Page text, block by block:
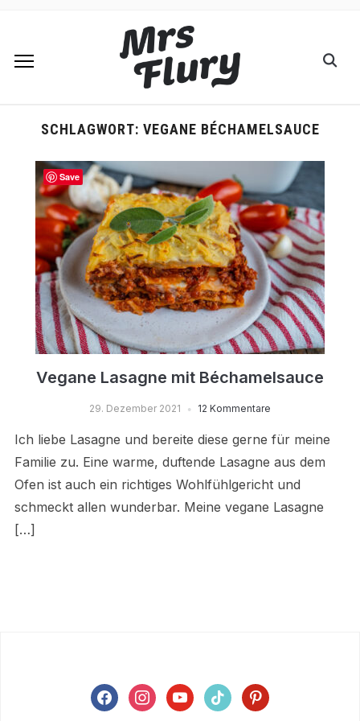
SCHLAGWORT: VEGANE BÉCHAMELSAUCE
Vegane Lasagne mit Béchamelsauce
29. Dezember 2021 12 Kommentare
Ich liebe Lasagne und bereite diese gerne für meine
Familie zu. Eine warme, duftende Lasagne aus dem
Ofen ist auch ein richtiges Wohlfühlgericht und
schmeckt allen wunderbar. Meine vegane Lasagne
[…]
facebookinstagramyoutubetiktok pinterest
Save